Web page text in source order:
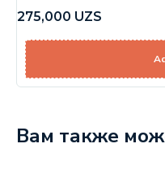
275,000 UZS
Вам также